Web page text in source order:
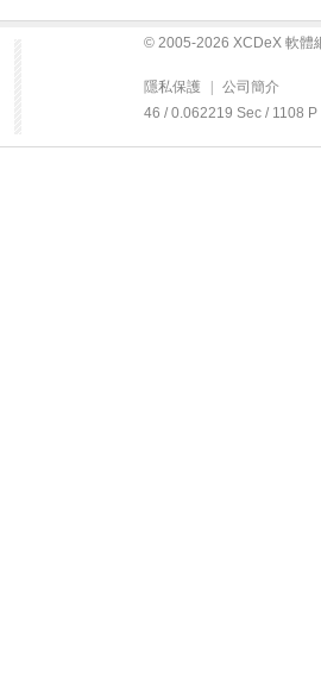
© 2005-2026 XCDeX 軟體
隱私保護
公司簡介
46 / 0.062219 Sec / 1108